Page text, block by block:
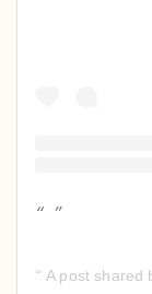
A post shared by